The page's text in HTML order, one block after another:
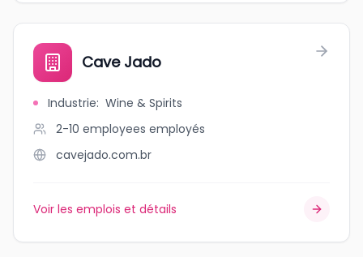
Cave Jado
Industrie: Wine & Spirits
2-10 employees employés
cavejado.com.br
Voir les emplois et détails